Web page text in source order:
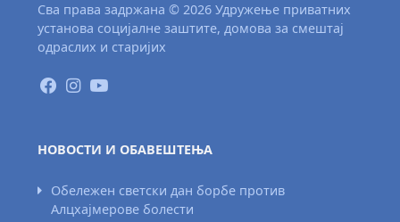
Сва права задржана © 2026 Удружење приватних
установа социјалне заштите, домова за смештај
одраслих и старијих
НОВОСТИ И ОБАВЕШТЕЊА
Обележен светски дан борбе против
Алцхајмерове болести